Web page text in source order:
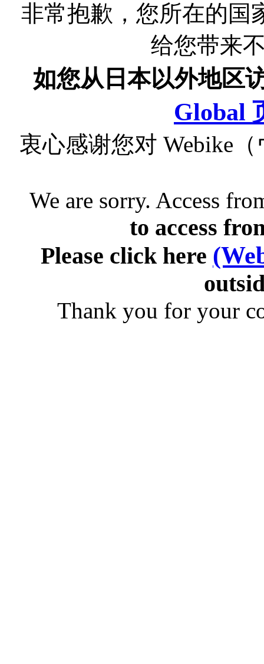
非常抱歉，您所在的国
给您带来
如您从日本以外地区
Global
衷心感谢您对 Webike
We are sorry. Access
to access
Please click here
Thank you for your